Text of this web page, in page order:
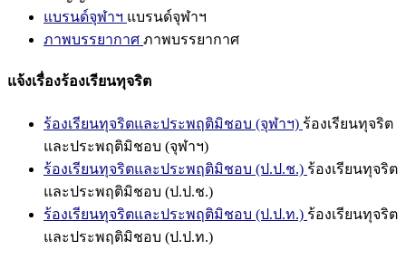
แบรนด์จุฬาฯ แบรนด์จุฬาฯ
ภาพบรรยากาศ ภาพบรรยากาศ
แจ้งเรื่องร้องเรียนทุจริต
ร้องเรียนทุจริตและประพฤติมิชอบ (จุฬาฯ) ร้องเรียนทุจริต
และประพฤติมิชอบ (จุฬาฯ)
ร้องเรียนทุจริตและประพฤติมิชอบ (ป.ป.ช.) ร้องเรียนทุจริต
และประพฤติมิชอบ (ป.ป.ช.)
ร้องเรียนทุจริตและประพฤติมิชอบ (ป.ป.ท.) ร้องเรียนทุจริต
และประพฤติมิชอบ (ป.ป.ท.)